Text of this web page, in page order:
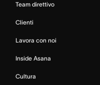
Team direttivo
Clienti
Lavora con noi
Inside Asana
Cultura